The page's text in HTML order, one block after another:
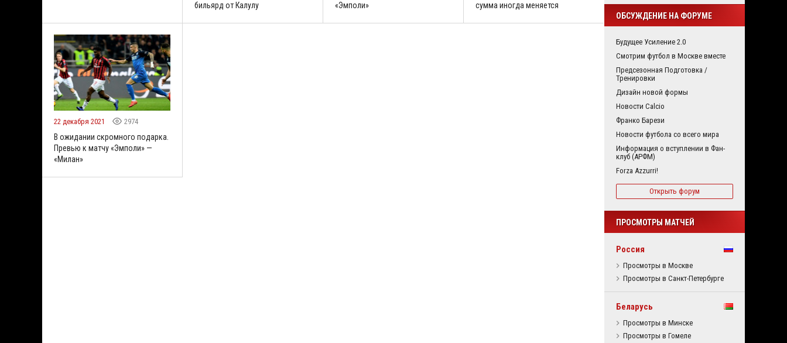
бильярд от Калулу
«Эмполи»
сумма иногда меняется
22 декабря 2021 2974
В ожидании скромного подарка.
Превью к матчу «Эмполи» —
«Милан»
ОБСУЖДЕНИЕ НА ФОРУМЕ
Будущее Усиление 2.0
Смотрим футбол в Москве вместе
Предсезонная Подготовка /
Тренировки
Дизайн новой формы
Новости Calcio
Франко Барези
Новости футбола со всего мира
Информация о вступлении в Фан-
клуб (АРФМ)
Forza Azzurri!
Открыть форум
ПРОСМОТРЫ МАТЧЕЙ
Россия
Просмотры в Москве
Просмотры в Санкт-Петербурге
Беларусь
Просмотры в Минске
Просмотры в Гомеле